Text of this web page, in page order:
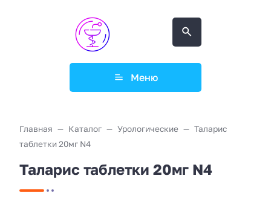
Меню
Главная Каталог Урологические
Таларис
таблетки 20мг N4
Таларис таблетки 20мг N4